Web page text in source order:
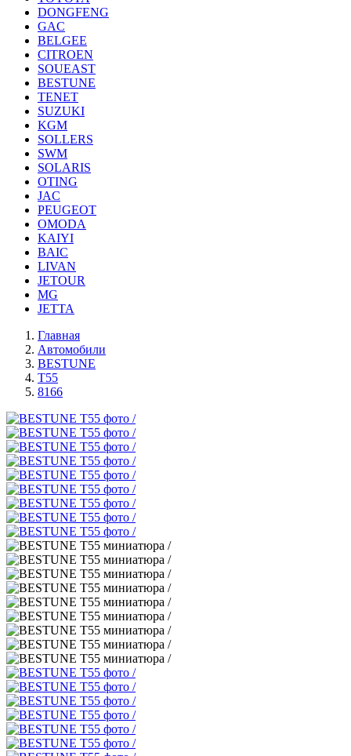
DONGFENG
GAC
BELGEE
CITROEN
SOUEAST
BESTUNE
TENET
SUZUKI
KGM
SOLLERS
SWM
SOLARIS
OTING
JAC
PEUGEOT
OMODA
KAIYI
BAIC
LIVAN
JETOUR
MG
JETTA
Главная
Автомобили
BESTUNE
T55
8166